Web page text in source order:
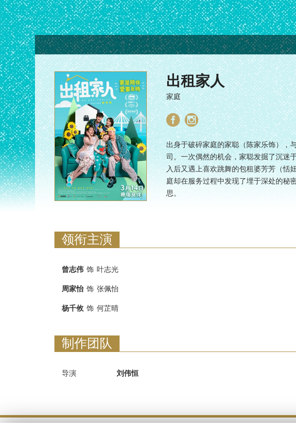
出租家人
家庭
出身于破碎家庭的家聪（陈家乐饰），
司。一次偶然的机会，家聪发掘了沉迷
入后又遇上喜欢跳舞的包租婆芳芳（恬
庭却在服务过程中发现了埋于深处的
思。
领衔主演
曾志伟 饰 叶志光
周家怡 饰 张佩怡
杨千攸饰 何芷晴
制作团队
导演 刘伟恒